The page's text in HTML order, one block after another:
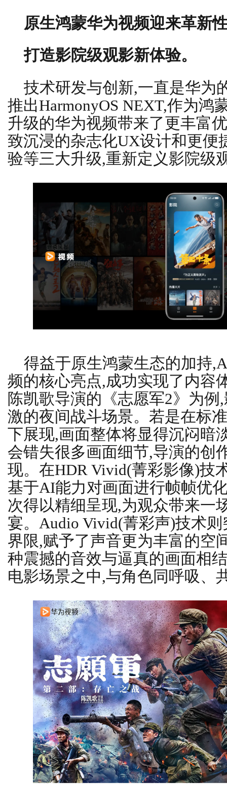
原生鸿蒙华为视频迎来革新
打造影院级观影新体验。
技术研发与创新,一直是华为
推出HarmonyOS NEXT,作为鸿
升级的华为视频带来了更丰富
致沉浸的杂志化UX设计和更便
验等三大升级,重新定义影院级
得益于原生鸿蒙生态的加持
频的核心亮点,成功实现了内容
陈凯歌导演的《志愿军2》为
激的夜间战斗场景。若是在标
下展现,画面整体将显得沉闷暗
会错失很多画面细节,导演的创
现。在HDR Vivid(菁彩影像)技
基于AI能力对画面进行帧帧优
次得以精细呈现,为观众带来一
宴。Audio Vivid(菁彩声)技术
界限,赋予了声音更为丰富的空
种震撼的音效与逼真的画面相
电影场景之中,与角色同呼吸、